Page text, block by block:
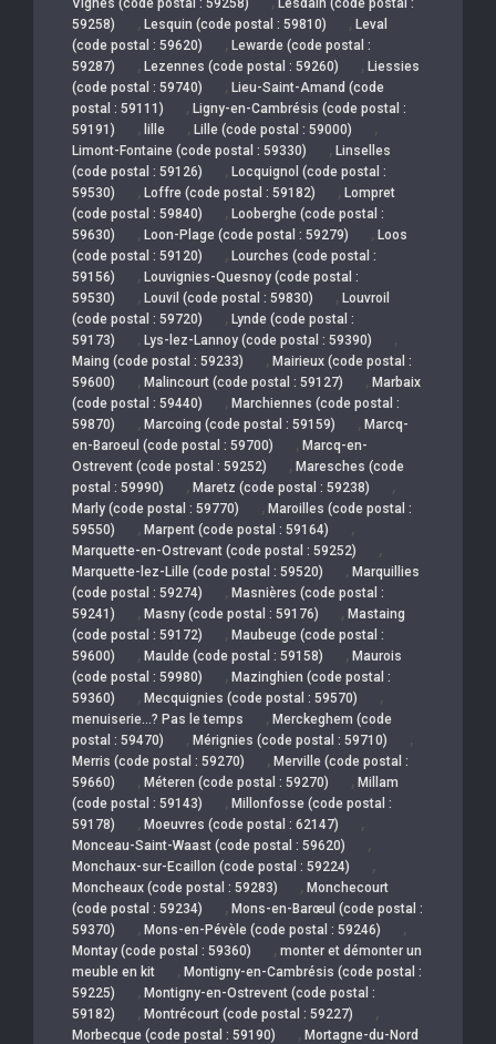
59258)
, Lesquin (code postal : 59810) , Leval
(code postal : 59620)
, Lewarde (code postal :
59287)
, Lezennes (code postal : 59260) , Liessies
(code postal : 59740)
, Lieu-Saint-Amand (code
postal : 59111)
, Ligny-en-Cambrésis (code postal :
59191)
, lille , Lille (code postal : 59000) ,
Limont-Fontaine (code postal : 59330) , Linselles
(code postal : 59126)
, Locquignol (code postal :
59530)
, Loffre (code postal : 59182) , Lompret
(code postal : 59840)
, Looberghe (code postal :
59630)
, Loon-Plage (code postal : 59279) , Loos
(code postal : 59120)
, Lourches (code postal :
59156)
, Louvignies-Quesnoy (code postal :
59530)
, Louvil (code postal : 59830) , Louvroil
(code postal : 59720)
, Lynde (code postal :
59173)
, Lys-lez-Lannoy (code postal : 59390) ,
Maing (code postal : 59233) , Mairieux (code postal :
59600)
, Malincourt (code postal : 59127) , Marbaix
(code postal : 59440)
, Marchiennes (code postal :
59870)
, Marcoing (code postal : 59159) , Marcq-
en-Baroeul (code postal : 59700)
, Marcq-en-
Ostrevent (code postal : 59252)
, Maresches (code
postal : 59990)
, Maretz (code postal : 59238) ,
Marly (code postal : 59770) , Maroilles (code postal :
59550)
, Marpent (code postal : 59164) ,
Marquette-en-Ostrevant (code postal : 59252) ,
Marquette-lez-Lille (code postal : 59520) , Marquillies
(code postal : 59274)
, Masnières (code postal :
59241)
, Masny (code postal : 59176) , Mastaing
(code postal : 59172)
, Maubeuge (code postal :
59600)
, Maulde (code postal : 59158) , Maurois
(code postal : 59980)
, Mazinghien (code postal :
59360)
, Mecquignies (code postal : 59570) ,
menuiserie…? Pas le temps , Merckeghem (code
postal : 59470)
, Mérignies (code postal : 59710) ,
Merris (code postal : 59270) , Merville (code postal :
59660)
, Méteren (code postal : 59270) , Millam
(code postal : 59143)
, Millonfosse (code postal :
59178)
, Moeuvres (code postal : 62147) ,
Monceau-Saint-Waast (code postal : 59620) ,
Monchaux-sur-Ecaillon (code postal : 59224) ,
Moncheaux (code postal : 59283) , Monchecourt
(code postal : 59234)
, Mons-en-Barœul (code postal :
59370)
, Mons-en-Pévèle (code postal : 59246) ,
Montay (code postal : 59360) , monter et démonter un
meuble en kit
, Montigny-en-Cambrésis (code postal :
59225)
, Montigny-en-Ostrevent (code postal :
59182)
, Montrécourt (code postal : 59227) ,
Morbecque (code postal : 59190) , Mortagne-du-Nord